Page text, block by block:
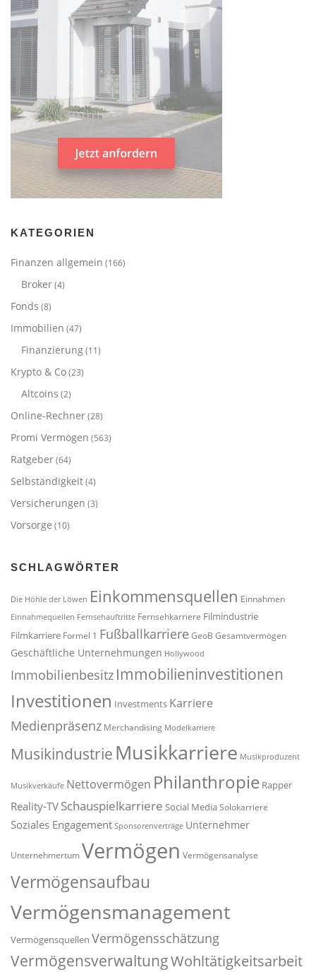
KATEGORIEN
Finanzen allgemein (166)
Broker(4)
Fonds (8)
Immobilien (47)
Finanzierung(11)
Krypto & Co(23)
Altcoins (2)
Online-Rechner(28)
Promi Vermögen (563)
Ratgeber(64)
Selbständigkeit(4)
Versicherungen (3)
Vorsorge (10)
SCHLAGWÖRTER
Die Höhle der Löwen Einkommensquellen Einnahmen
Einnahmequellen Fernsehauftritte Fernsehkarriere Filmindustrie
Filmkarriere Formel 1 Fußballkarriere GeoB Gesamtvermögen
Geschäftliche Unternehmungen Hollywood
Immobilienbesitz Immobilieninvestitionen
Investitionen Investments Karriere
Medienpräsenz Merchandising Modelkarriere
Musikindustrie Musikkarriere Musikproduzent
Musikverkäufe Nettovermögen Philanthropie Rapper
Reality-TV Schauspielkarriere Social MediaSolokarriere
Soziales Engagement Sponsorenverträge Unternehmer
UnternehmertumVermögen Vermögensanalyse
Vermögensaufbau
Vermögensmanagement
Vermögensquellen Vermögensschätzung
VermögensverwaltungWohltätigkeitsarbeit